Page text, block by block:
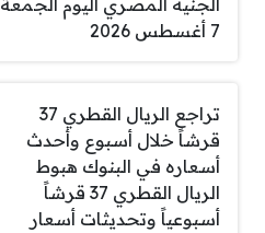
الجنيه المصري اليوم الجمعة
7 أغسطس 2026
تراجع الريال القطري 37
قرشاً خلال أسبوع وأحدث
أسعاره في البنوك هبوط
الريال القطري 37 قرشاً
أسبوعياً وتحديثات أسعار